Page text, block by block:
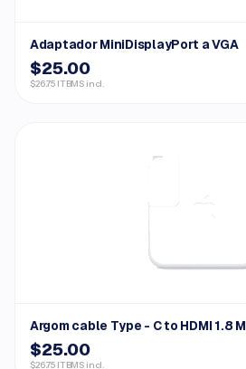
Adaptador MiniDisplayPort a VGA
$25.00
$26.75 ITBMS incl.
Argom cable Type - C to HDMI 1.8 M
$25.00
$26.75 ITBMS incl.